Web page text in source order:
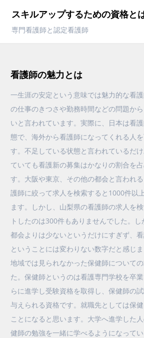
content
スキルアップするための資格と
専門看護師と認定看護師
看護師の魅力とは
一生涯の安定という意味では魅力的な看
の仕事のきつさや勤務時間などの問題か
いと言われています。実際に、日本は看
態で、海外から看護師になってくれる人
す。不足している状態と言われているだ
ていても看護新の募集はかなりの割合を
す。大阪や東京、その他の都会と言われ
護師に絞って求人を検索すると1000件以
ます。しかし、山梨県の看護師の求人を
トしたのは300件もありませんでした。
都会よりは少ないというだけにすぎず、
ということには変わりない数字だと感じ
地域では見られなかった保健師について
た。保健師というのは看護専門学校を卒
らに進学し受験資格を取得し、保健師の
与えられる資格です。就職先としては保
ことになると思います。大学へ進学した
健師の勉強を一緒に学べるようになって